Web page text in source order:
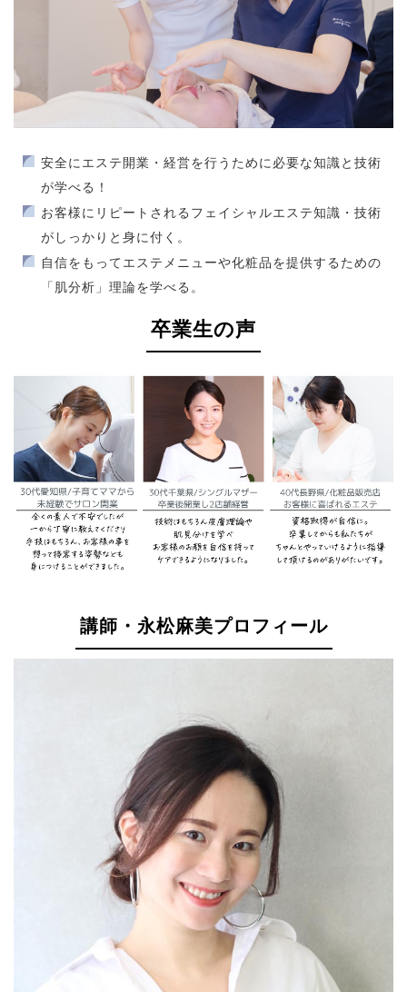
安全にエステ開業・経営を行うために必要な知識と技術
が学べる！
お客様にリピートされるフェイシャルエステ知識・技術
がしっかりと身に付く。
自信をもってエステメニューや化粧品を提供するための
「肌分析」理論を学べる。
卒業生の声
講師・永松麻美プロフィール